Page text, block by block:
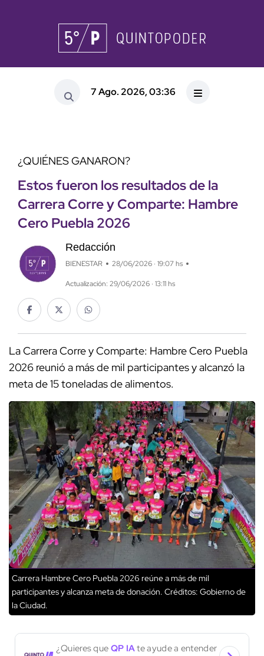
7 Ago. 2026, 03:36
¿QUIÉNES GANARON?
Estos fueron los resultados de la
Carrera Corre y Comparte: Hambre
Cero Puebla 2026
Redacción
BIENESTAR 28/06/2026 · 19:07 hs
Actualización: 29/06/2026 · 13:11 hs
La Carrera Corre y Comparte: Hambre Cero Puebla
2026 reunió a más de mil participantes y alcanzó la
meta de 15 toneladas de alimentos.
Carrera Hambre Cero Puebla 2026 reúne a más de mil
participantes y alcanza meta de donación. Créditos: Gobierno de
la Ciudad.
¿Quieres que QP IAte ayude a entender